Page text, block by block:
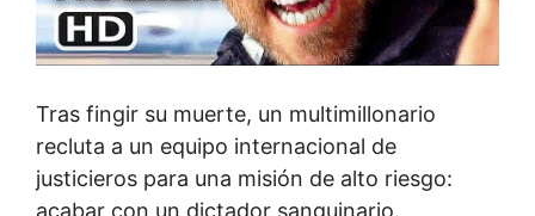
Tras fingir su muerte, un multimillonario
recluta a un equipo internacional de
justicieros para una misión de alto riesgo:
acabar con un dictador sanguinario.